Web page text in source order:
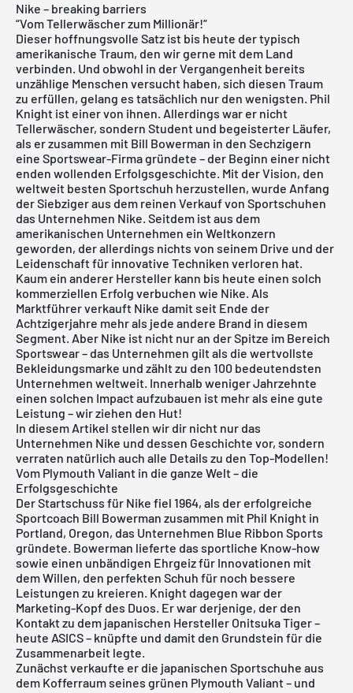
Nike – breaking barriers
“Vom Tellerwäscher zum Millionär!”
Dieser hoffnungsvolle Satz ist bis heute der typisch
amerikanische Traum, den wir gerne mit dem Land
verbinden. Und obwohl in der Vergangenheit bereits
unzählige Menschen versucht haben, sich diesen Traum
zu erfüllen, gelang es tatsächlich nur den wenigsten. Phil
Knight ist einer von ihnen. Allerdings war er nicht
Tellerwäscher, sondern Student und begeisterter Läufer,
als er zusammen mit Bill Bowerman in den Sechzigern
eine Sportswear-Firma gründete – der Beginn einer nicht
enden wollenden Erfolgsgeschichte. Mit der Vision, den
weltweit besten Sportschuh herzustellen, wurde Anfang
der Siebziger aus dem reinen Verkauf von Sportschuhen
das Unternehmen Nike. Seitdem ist aus dem
amerikanischen Unternehmen ein Weltkonzern
geworden, der allerdings nichts von seinem Drive und der
Leidenschaft für innovative Techniken verloren hat.
Kaum ein anderer Hersteller kann bis heute einen solch
kommerziellen Erfolg verbuchen wie Nike. Als
Marktführer verkauft Nike damit seit Ende der
Achtzigerjahre mehr als jede andere Brand in diesem
Segment. Aber Nike ist nicht nur an der Spitze im Bereich
Sportswear– das Unternehmen gilt als die wertvollste
Bekleidungsmarke und zählt zu den 100 bedeutendsten
Unternehmen weltweit. Innerhalb weniger Jahrzehnte
einen solchen Impact aufzubauen ist mehr als eine gute
Leistung – wir ziehen den Hut!
In diesem Artikel stellen wir dir nicht nur das
Unternehmen Nike und dessen Geschichte vor, sondern
verraten natürlich auch alle Details zu den Top-Modellen!
Vom Plymouth Valiant in die ganze Welt – die
Erfolgsgeschichte
Der Startschuss für Nike fiel 1964, als der erfolgreiche
Sportcoach Bill Bowerman zusammen mit Phil Knight in
Portland, Oregon, das Unternehmen Blue Ribbon Sports
gründete. Bowerman lieferte das sportliche Know-how
sowie einen unbändigen Ehrgeiz für Innovationen mit
dem Willen, den perfekten Schuh für noch bessere
Leistungen zu kreieren. Knight dagegen war der
Marketing-Kopf des Duos. Er war derjenige, der den
Kontakt zu dem japanischen Hersteller Onitsuka Tiger –
heute ASICS– knüpfte und damit den Grundstein für die
Zusammenarbeit legte.
Zunächst verkaufte er die japanischen Sportschuhe aus
dem Kofferraum seines grünen Plymouth Valiant – und